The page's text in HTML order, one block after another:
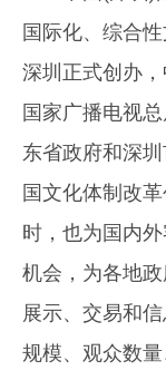
国际化、综合
深圳正式创办，
国家广播电视
东省政府和深
国文化体制改
时，也为国内
机会，为各地
展示、交易和
规模、观众数